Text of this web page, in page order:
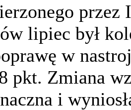
lipiec był
w
pkt. Zmiana
i